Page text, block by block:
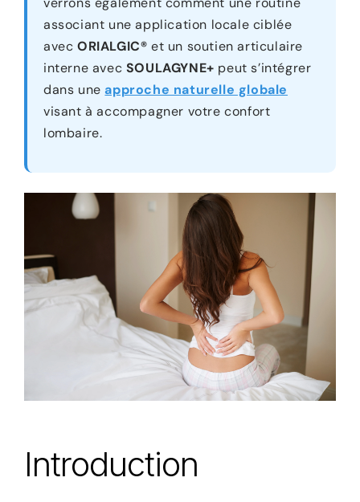
associant une application locale ciblée
avec ORIALGIC® et un soutien articulaire
interne avec SOULAGYNE+ peut s’intégrer
dans uneapproche naturelle globale
visant à accompagner votre confort
lombaire.
Introduction